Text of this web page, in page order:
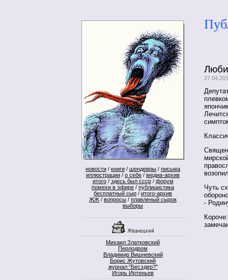
новости / книги / шендевры / письма
иллюстрации / о себе / медиа-архив
итого/ здесь был ссср/ форум
помехи в эфире / публицистика
бесплатный сыр / итого-архив
ЖЖ / вопросы / плавленый сырок
выборы
Михаил Златковский
Перлодром
Владимир Вишневский
Борис Жутовский
журнал "Бесэдер?"
Игорь Иртеньев
Чуть
-